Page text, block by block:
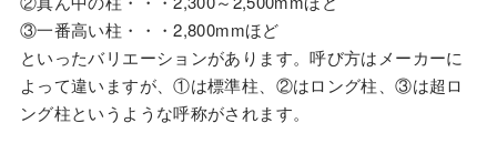
③一番高い柱・・・2,800mmほど
といったバリエーションがあります。呼び方はメーカーに
よって違いますが、①は標準柱、②はロング柱、③は超ロ
ング柱というような呼称がされます。